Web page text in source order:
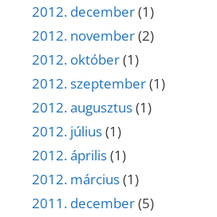
2012. december(1)
2012. november(2)
2012. október(1)
2012. szeptember(1)
2012. augusztus(1)
2012. július(1)
2012. április(1)
2012. március(1)
2011. december(5)